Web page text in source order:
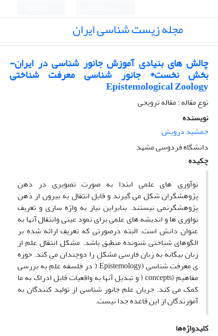
مجله زیست شناسی ایران
چالش های بنیادی آموزش جانور شناسی در ایران-
بخش نخست* جانور شناسی معرفت شناختی
Epistemological Zoology
نوع مقاله : مقاله ترویجی
نویسنده
جمشید درویش
دانشگاه فردوسی مشهد
چکیده
نوآوری های علمی ابتدا به صورت تصویری در ذهن
پژوهشگران شکل می گیرند و قابل انتقال به بیرون از ذهن
پژوهشگرنمی نیستند. بنابراین نیاز به واژه سازی و تعریف
نواوری ها و اندیشه های علمی برای نمود عینی وانتقال آنها به
عنوان دانش است. البته درصورتی که تعریف ارائه شده بر
الگوهای شناختی شنونده منطبق باشد. مشکل انتقال علم از
زبان بیگانه به زبان فارسی مشکل را دوچندان می کند. حوزه
ی معرفت شناسی (Epistemology ( در فلسفه علم به بررسی
مفاهیم (concepts ( و تبدیل آنها به واقعیات قابل ادراک به ما
کمک می کند. جریان علم جانور شناسی از تولید کنندگان به
آموزندگان از این قاعده جدا نیست.
کلیدواژه‌ها